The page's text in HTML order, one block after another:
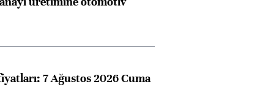
7 Ağustos 2026 Cuma